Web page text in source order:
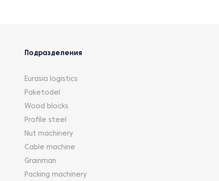
Подразделения
Eurasia logistics
Paketodel
Wood blocks
Profile steel
Nut machinery
Cable machine
Grainman
Packing machinery